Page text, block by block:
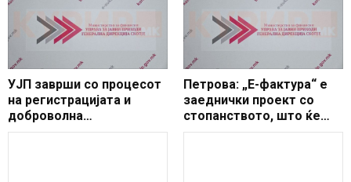
УЈП заврши со процесот
на регистрацијата и
доброволна
дерегистрацијата за
Петрова: „Е-фактура“ е
заеднички проект со
стопанството, што ќе
донесе дигитализација,